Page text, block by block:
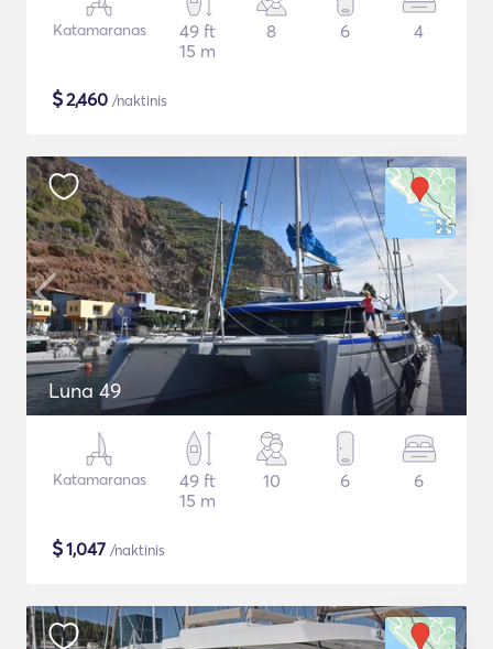
Katamaranas
49 ft
15 m
8 6 4
$2,460 /naktinis
Luna 49
Katamaranas
49 ft
15 m
10 6 6
$1,047 /naktinis